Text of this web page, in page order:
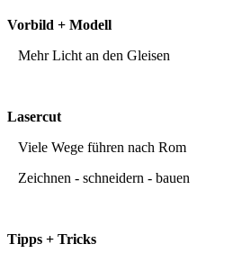
Vorbild + Modell
Mehr Licht an den Gleisen
Lasercut
Viele Wege führen nach Rom
Zeichnen - schneidern - bauen
Tipps + Tricks